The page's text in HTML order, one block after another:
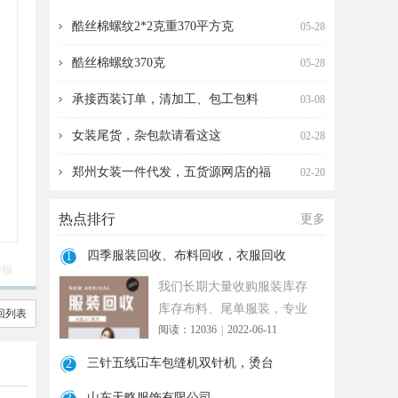
列表
酷丝棉螺纹2*2克重370平方克
05-28
酷丝棉螺纹370克 05-28
承接西装订单，清加工、包工包料 03-08
女装尾货，杂包款请看这这 02-28
郑州女装一件代发，五货源网店的福 02-20
热点排行 更多
1 四季服装回收、布料回收，衣服回收
我们长期大量收购服装库存
库存布料、尾单服装，专业
诚信共赢， 实力雄厚 ！ 长期
面向
阅读：12036 2022-06-11
2 三针五线冚车包缝机双针机，烫台